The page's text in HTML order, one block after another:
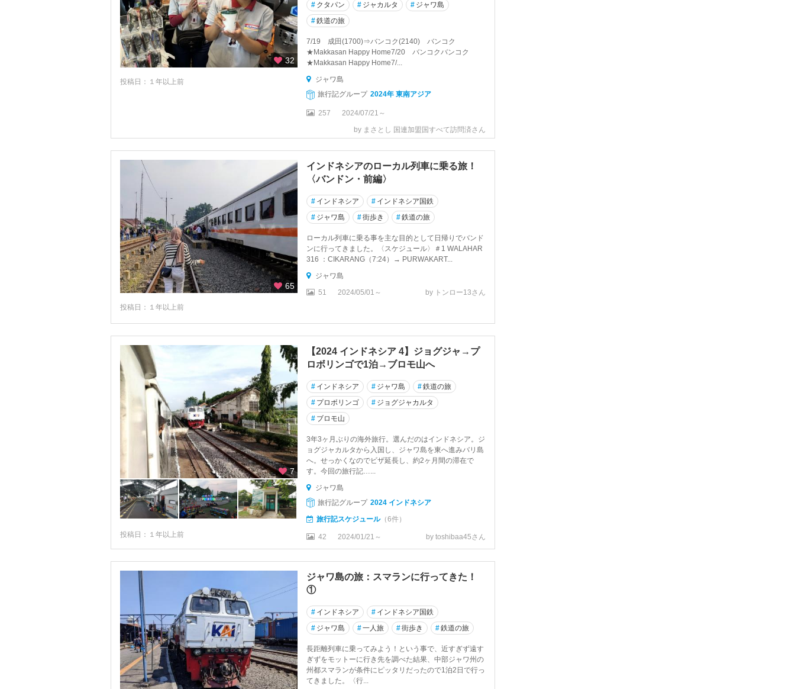
32
投稿日：１年以上前
# クタパン # ジャカルタ # ジャワ島
#鉄道の旅
7/19 成田(1700)⇒バンコク(2140) バンコク
★Makkasan Happy Home7/20 バンコクバンコク
★Makkasan Happy Home7/...
ジャワ島
旅行記グループ 2024年 東南アジア
257
2024/07/21～
by まさとし 国連加盟国すべて訪問済さん
65
投稿日：１年以上前
インドネシアのローカル列車に乗る旅！
〈バンドン・前編〉
# インドネシア # インドネシア国鉄
# ジャワ島 #街歩き #鉄道の旅
ローカル列車に乗る事を主な目的として日帰りでバンド
ンに行ってきました。〈スケジュール〉＃1 WALAHAR
316 ：CIKARANG（7:24）→ PURWAKART...
ジャワ島
51
2024/05/01～ by トンロー13さん
7
投稿日：１年以上前
【2024 インドネシア 4】ジョグジャ→プ
ロボリンゴで1泊→ブロモ山へ
# インドネシア # ジャワ島 #鉄道の旅
# プロボリンゴ # ジョグジャカルタ
# ブロモ山
3年3ヶ月ぶりの海外旅行。選んだのはインドネシア。ジ
ョグジャカルタから入国し、ジャワ島を東へ進みバリ島
へ。せっかくなのでビザ延長し、約2ヶ月間の滞在で
す。今回の旅行記…...
ジャワ島
旅行記グループ 2024 インドネシア
旅行記スケジュール（6件）
42 2024/01/21～ by toshibaa45さん
ジャワ島の旅：スマランに行ってきた！
①
# インドネシア # インドネシア国鉄
# ジャワ島 #一人旅 #街歩き #鉄道の旅
長距離列車に乗ってみよう！という事で、近すぎず遠す
ぎずをモットーに行き先を調べた結果、中部ジャワ州の
州都スマランが条件にピッタリだったので1泊2日で行っ
てきました。〈行...